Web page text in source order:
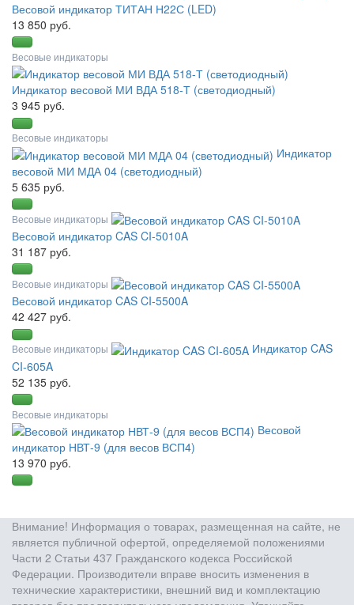
Весовой индикатор ТИТАН Н22С (LED)
13 850 руб.
Весовые индикаторы
Индикатор весовой МИ ВДА 518-Т (светодиодный)
3 945 руб.
Весовые индикаторы
Индикатор
весовой МИ МДА 04 (светодиодный)
5 635 руб.
Весовые индикаторы
Весовой индикатор CAS CI-5010A
31 187 руб.
Весовые индикаторы
Весовой индикатор CAS CI-5500A
42 427 руб.
Весовые индикаторы
Индикатор CAS
CI-605A
52 135 руб.
Весовые индикаторы
Весовой
индикатор НВТ-9 (для весов ВСП4)
13 970 руб.
Внимание! Информация о товарах, размещенная на сайте, не
является публичной офертой, определяемой положениями
Части 2 Статьи 437 Гражданского кодекса Российской
Федерации. Производители вправе вносить изменения в
технические характеристики, внешний вид и комплектацию